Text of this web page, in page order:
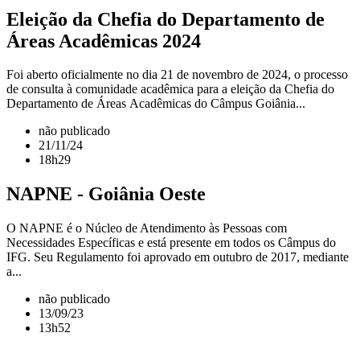
Eleição da Chefia do Departamento de
Áreas Acadêmicas 2024
Foi aberto oficialmente no dia 21 de novembro de 2024, o processo
de consulta à comunidade acadêmica para a eleição da Chefia do
Departamento de Áreas Acadêmicas do Câmpus Goiânia...
não publicado
21/11/24
18h29
NAPNE - Goiânia Oeste
O NAPNE é o Núcleo de Atendimento às Pessoas com
Necessidades Específicas e está presente em todos os Câmpus do
IFG. Seu Regulamento foi aprovado em outubro de 2017, mediante
a...
não publicado
13/09/23
13h52